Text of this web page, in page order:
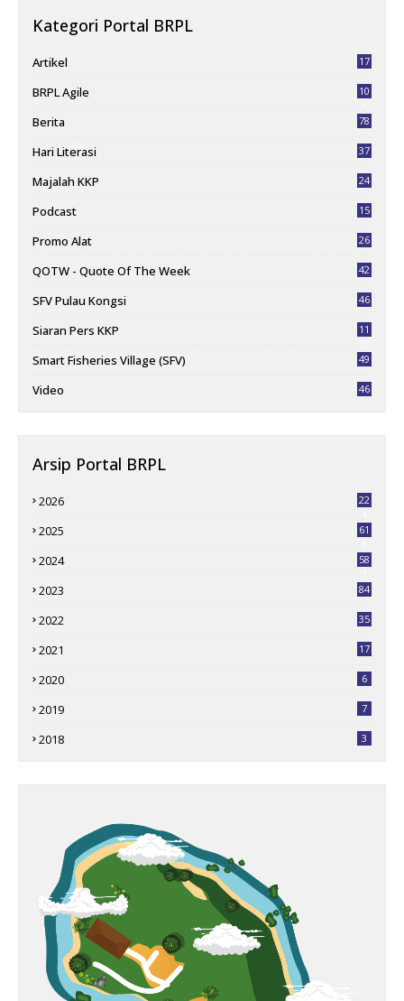
Kategori Portal BRPL
Artikel 17
BRPL Agile
10
Berita 78
Hari Literasi 37
Majalah KKP 24
Podcast 15
Promo Alat 26
QOTW - Quote Of The Week 42
SFV Pulau Kongsi 46
Siaran Pers KKP
11
Smart Fisheries Village (SFV) 49
Video 46
Arsip Portal BRPL
2026
22
2025
61
2024
58
2023 84
2022 35
2021 17
2020 6
2019 7
2018 3